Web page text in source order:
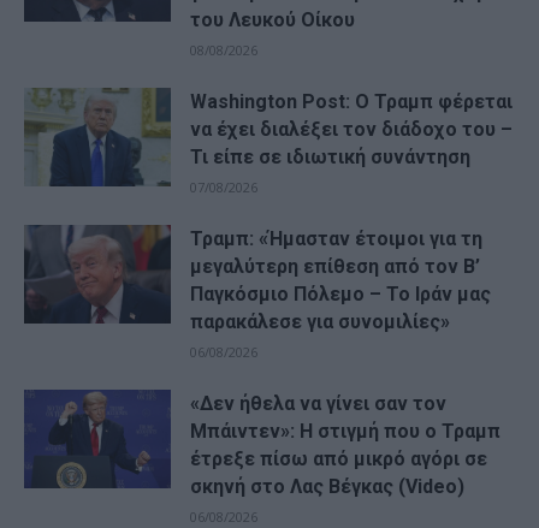
του Λευκού Οίκου
08/08/2026
Washington Post: Ο Τραμπ φέρεται
να έχει διαλέξει τον διάδοχο του –
Τι είπε σε ιδιωτική συνάντηση
07/08/2026
Τραμπ: «Ήμασταν έτοιμοι για τη
μεγαλύτερη επίθεση από τον Β’
Παγκόσμιο Πόλεμο – Το Ιράν μας
παρακάλεσε για συνομιλίες»
06/08/2026
«Δεν ήθελα να γίνει σαν τον
Μπάιντεν»: Η στιγμή που ο Τραμπ
έτρεξε πίσω από μικρό αγόρι σε
σκηνή στο Λας Βέγκας (Video)
06/08/2026